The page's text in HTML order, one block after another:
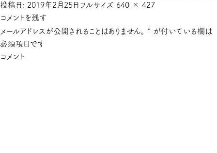
投稿日: 2019年2月25日 フルサイズ 640 × 427
コメントを残す
メールアドレスが公開されることはありません。
* が付いている欄は
必須項目です
コメント